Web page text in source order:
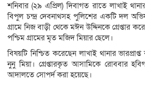
শনিবার (২৯ এপ্রিল) দিবাগত রাতে লাখাই
বিপুল চন্দ্র দেবনাথসহ পুলিশের একটি দল
গ্রামে নিজ বাড়ী থেকে মঈন উদ্দিনকে গ্রেপ্তার
পশ্চিম গ্রামের মৃত মজিদ মিয়ার ছেলে।
বিষয়টি নিশ্চিত করেছেন লাখাই থানার
নুনু মিয়া। গ্রেপ্তারকৃত আসামিকে রোববার
আদালতে সোপর্দ করা হয়েছে।